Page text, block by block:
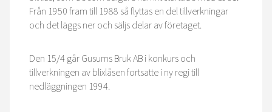
Från 1950 fram till 1988 så flyttas en del tillverkningar
och det läggs ner och säljs delar av företaget.
Den 15/4 går Gusums Bruk AB i konkurs och
tillverkningen av blixlåsen fortsatte i ny regi till
nedläggningen 1994.